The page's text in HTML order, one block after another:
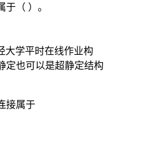
（ ）。
大学平时在线作业构
定也可以是超静定结构
接属于